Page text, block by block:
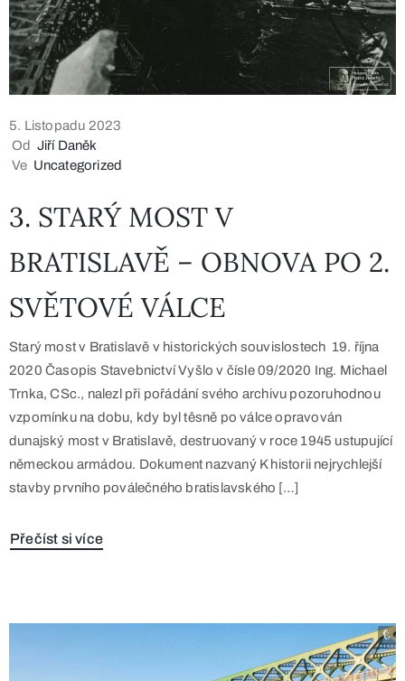
5. Listopadu 2023
Od Jiří Daněk
Ve Uncategorized
3. STARÝ MOST V
BRATISLAVĚ – OBNOVA PO 2.
SVĚTOVÉ VÁLCE
Starý most v Bratislavě v historických souvislostech 19. října
2020 Časopis Stavebnictví Vyšlo v čísle 09/2020 Ing. Michael
Trnka, CSc., nalezl při pořádání svého archivu pozoruhodnou
vzpomínku na dobu, kdy byl těsně po válce opravován
dunajský most v Bratislavě, destruovaný v roce 1945 ustupující
německou armádou. Dokument nazvaný K historii nejrychlejší
stavby prvního poválečného bratislavského […]
Přečíst si více